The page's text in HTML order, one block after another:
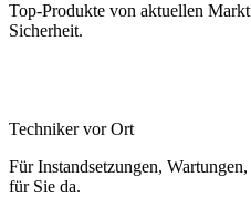
Top-Produkte von aktuellen
Sicherheit.
Techniker vor Ort
Für Instandsetzungen,
für Sie da.